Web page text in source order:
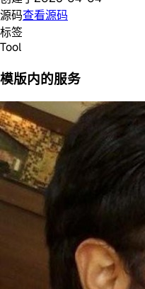
源码查看源码
标签
Tool
模版内的服务